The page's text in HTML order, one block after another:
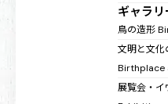
ギャラ
鳥の造形
文明と文化
Birthplace
展覧会・イ